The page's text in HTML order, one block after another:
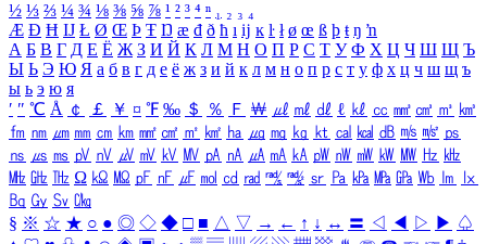
½ ⅓ ⅔ ¼ ¾ ⅛ ⅜ ⅝ ⅞ ¹ ² ³ ⁴ ⁿ ₁ ₂ ₃ ₄
Æ Ð Ħ Ĳ Ł Ø Œ Þ Ŧ Ŋ æ đ ð ħ ı ĳ ĸ ŀ ł ø œ ß þ ŧ ŋ ŉ
А Б В Г Д Е Ё Ж З И Й К Л М Н О П Р С Т У Ф Х Ц Ч Ш Щ Ъ
Ы Ь Э Ю Я а б в г д е ё ж з и й к л м н о п р с т у ф х ц ч ш щ ъ
ы ь э ю я
′ ″ ℃ Å ￠ ￡ ￥ ¤ ℉ ‰ ＄ ％ Ｆ ￦ ㎕ ㎖ ㎗ ℓ ㎘ ㏄ ㎣ ㎤ ㎥ ㎦
㎙ ㎚ ㎛ ㎜ ㎝ ㎞ ㎟ ㎠ ㎡ ㎢ ㏊ ㎍ ㎎ ㎏ ㏏ ㎈ ㎉ ㏈ ㎧ ㎨ ㎰
㎱ ㎲ ㎳ ㎴ ㎵ ㎶ ㎷ ㎸ ㎹ ㎀ ㎁ ㎂ ㎃ ㎄ ㎺ ㎻ ㎽ ㎾ ㎿ ㎐ ㎑
㎒ ㎓ ㎔ Ω ㏀ ㏁ ㎊ ㎋ ㎌ ㏖ ㏅ ㎭ ㎮ ㎯ ㏛ ㎩ ㎪ ㎫ ㎬ ㏝ ㏐
㏓
㏃ ㏉ ㏜ ㏆
§ ※ ☆ ★ ○ ● ◎ ◇ ◆ □ ■ △ ▽ → ← ↑ ↓ ↔ 〓 ◁ ◀ ▷ ▶ ♤